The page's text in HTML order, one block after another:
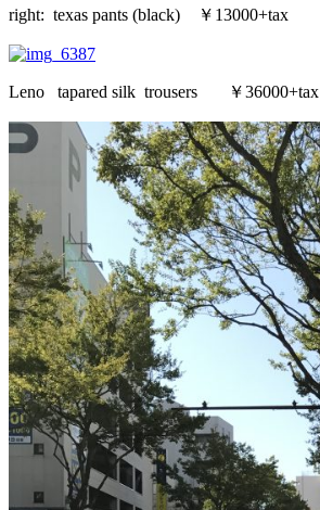
right: texas pants (black) ￥13000+tax
Leno tapared silk trousers ￥36000+tax